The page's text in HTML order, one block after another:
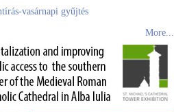
vasárnapi gyűjtés
More...